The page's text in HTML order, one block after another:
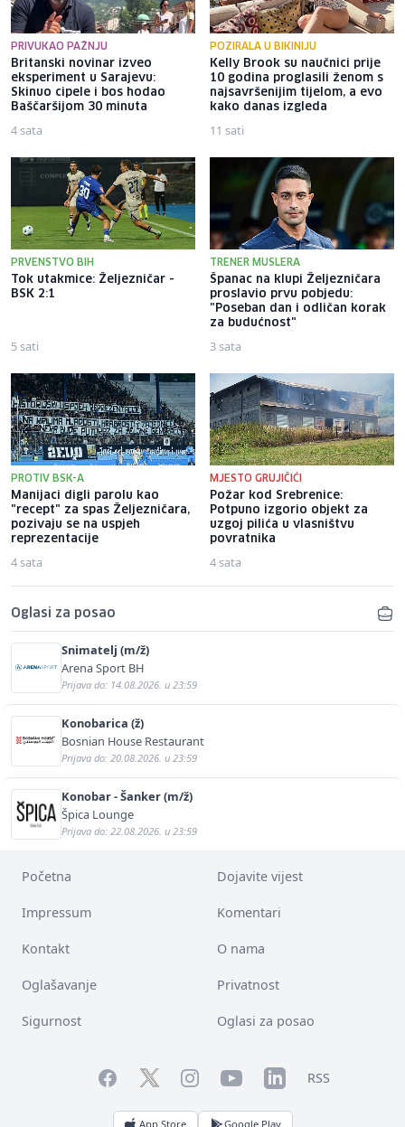
PRIVUKAO PAŽNJU
Britanski novinar izveo
eksperiment u Sarajevu:
Skinuo cipele i bos hodao
Baščaršijom 30 minuta
4 sata
POZIRALA U BIKINIJU
Kelly Brook su naučnici prije
10 godina proglasili ženom s
najsavršenijim tijelom, a evo
kako danas izgleda
11 sati
PRVENSTVO BIH
Tok utakmice: Željezničar -
BSK 2:1
5 sati
TRENER MUSLERA
Španac na klupi Željezničara
proslavio prvu pobjedu:
"Poseban dan i odličan korak
za budućnost"
3 sata
PROTIV BSK-A
Manijaci digli parolu kao
"recept" za spas Željezničara,
pozivaju se na uspjeh
reprezentacije
4 sata
MJESTO GRUJIČIĆI
Požar kod Srebrenice:
Potpuno izgorio objekt za
uzgoj pilića u vlasništvu
povratnika
4 sata
Oglasi za posao
Snimatelj (m/ž)
Arena Sport BH
Prijava do: 14.08.2026. u 23:59
Konobarica (ž)
Bosnian House Restaurant
Prijava do: 20.08.2026. u 23:59
Konobar - Šanker (m/ž)
Špica Lounge
Prijava do: 22.08.2026. u 23:59
Početna Dojavite vijest
Impressum Komentari
Kontakt O nama
Oglašavanje Privatnost
Sigurnost Oglasi za posao
FacebookTwitterInstagramYouTubeLinkedInRSS
App Store Google Play